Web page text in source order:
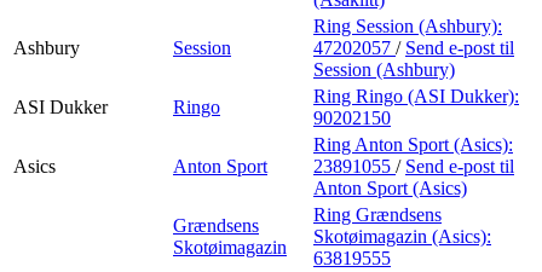
Ashbury Session
Ring Session (Ashbury):
47202057 / Send e-post til
Session (Ashbury)
ASI Dukker
Ringo
Ring Ringo (ASI Dukker):
90202150
Asics Anton Sport
Ring Anton Sport (Asics):
23891055 / Send e-post til
Anton Sport (Asics)
Grændsens
Skotøimagazin
Ring Grændsens
Skotøimagazin (Asics):
63819555